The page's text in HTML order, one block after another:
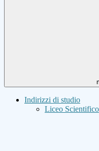
Indirizzi di studio
Liceo Scientifico